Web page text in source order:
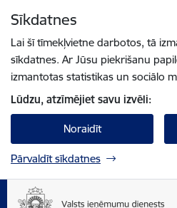
Sīkdatnes
Lai šī tīmekļvietne darbotos, tā
sīkdatnes. Ar Jūsu piekrišanu
izmantotas statistikas un sociālo
Lūdzu, atzīmējiet savu izvēli:
Noraidīt
Pārvaldīt sīkdatnes